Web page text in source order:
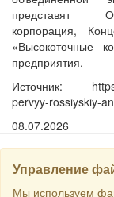
представят
корпорация,
«Высокоточные
предприятия.
Источник:
pervyy-rossiyskiy-
08.07.2026
Управление
Мы используем